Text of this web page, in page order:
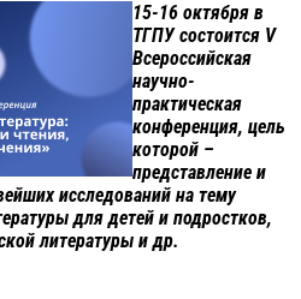
15-16 октября в
ТГПУ состоится V
Всероссийская
научно-
практическая
конференция, цель
которой –
представление и
исследований на тему
для детей и подростков,
литературы и др.